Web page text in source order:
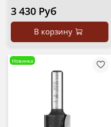
3 430 Руб
В корзину
Новинка